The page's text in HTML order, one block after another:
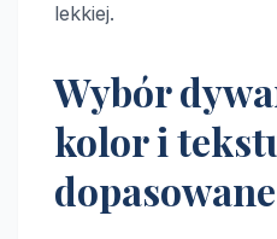
lekkiej.
Wybór
kolor i